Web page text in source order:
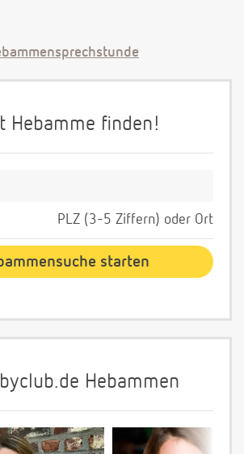
Hebamme finden!
PLZ (3-5 Ziffern) oder Ort
Hebammen